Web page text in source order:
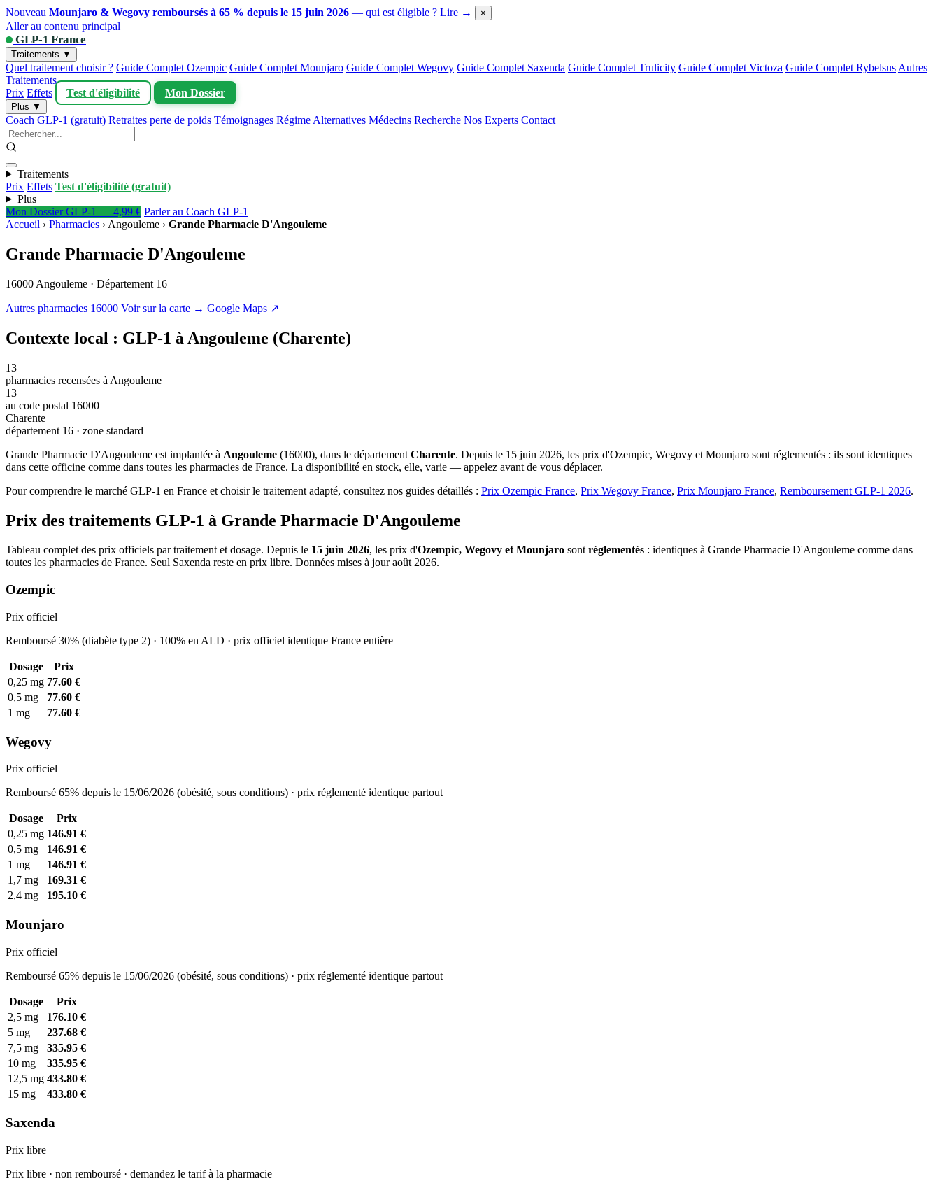
Nouveau Mounjaro & Wegovy remboursés à 65 % depuis le 15 juin 2026 — qui est éligible ? Lire → ×
Aller au contenu principal
GLP-1 France
Traitements ▼
Quel traitement choisir ? Guide Complet Ozempic Guide Complet Mounjaro Guide Complet Wegovy Guide Complet Saxenda Guide Complet Trulicity Guide Complet Victoza Guide Complet Rybelsus Autres
Traitements
Prix Effets Test d'éligibilité Mon Dossier
Plus ▼
Coach GLP-1 (gratuit) Retraites perte de poids Témoignages Régime Alternatives Médecins Recherche Nos Experts Contact
Traitements
Prix Effets Test d'éligibilité (gratuit)
Plus
Mon Dossier GLP-1 — 4,99 € Parler au Coach GLP-1
Accueil › Pharmacies › Angouleme › Grande Pharmacie D'Angouleme
Grande Pharmacie D'Angouleme
16000 Angouleme · Département 16
Autres pharmacies 16000 Voir sur la carte → Google Maps ↗
Contexte local : GLP-1 à Angouleme (Charente)
13
pharmacies recensées à Angouleme
13
au code postal 16000
Charente
département 16 · zone standard
Grande Pharmacie D'Angouleme est implantée à Angouleme (16000), dans le département Charente. Depuis le 15 juin 2026, les prix d'Ozempic, Wegovy et Mounjaro sont réglementés : ils sont identiques
dans cette officine comme dans toutes les pharmacies de France. La disponibilité en stock, elle, varie — appelez avant de vous déplacer.
Pour comprendre le marché GLP-1 en France et choisir le traitement adapté, consultez nos guides détaillés : Prix Ozempic France, Prix Wegovy France, Prix Mounjaro France, Remboursement GLP-1 2026.
Prix des traitements GLP-1 à Grande Pharmacie D'Angouleme
Tableau complet des prix officiels par traitement et dosage. Depuis le 15 juin 2026, les prix d'Ozempic, Wegovy et Mounjaro sontréglementés : identiques à Grande Pharmacie D'Angouleme comme dans
toutes les pharmacies de France. Seul Saxenda reste en prix libre. Données mises à jour août 2026.
Ozempic
Prix officiel
Remboursé 30% (diabète type 2) · 100% en ALD · prix officiel identique France entière
Dosage
Prix
0,25 mg 77.60 €
0,5 mg
77.60 €
1 mg
77.60 €
Wegovy
Prix officiel
Remboursé 65% depuis le 15/06/2026 (obésité, sous conditions) · prix réglementé identique partout
Dosage
Prix
0,25 mg 146.91 €
0,5 mg
146.91 €
1 mg
146.91 €
1,7 mg
169.31 €
2,4 mg
195.10 €
Mounjaro
Prix officiel
Remboursé 65% depuis le 15/06/2026 (obésité, sous conditions) · prix réglementé identique partout
Dosage
Prix
2,5 mg
176.10 €
5 mg
237.68 €
7,5 mg
335.95 €
10 mg
335.95 €
12,5 mg 433.80 €
15 mg
433.80 €
Saxenda
Prix libre
Prix libre · non remboursé · demandez le tarif à la pharmacie